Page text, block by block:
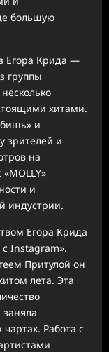
большую
Егора Крида —
группы
хитами.
и
зрителей и
на
и
индустрии.
Егора Крида
с Instagram».
Притулой он
лета. Эта
Работа с